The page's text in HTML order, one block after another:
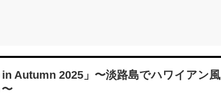
in Autumn 2025」〜淡路島でハワイアン風